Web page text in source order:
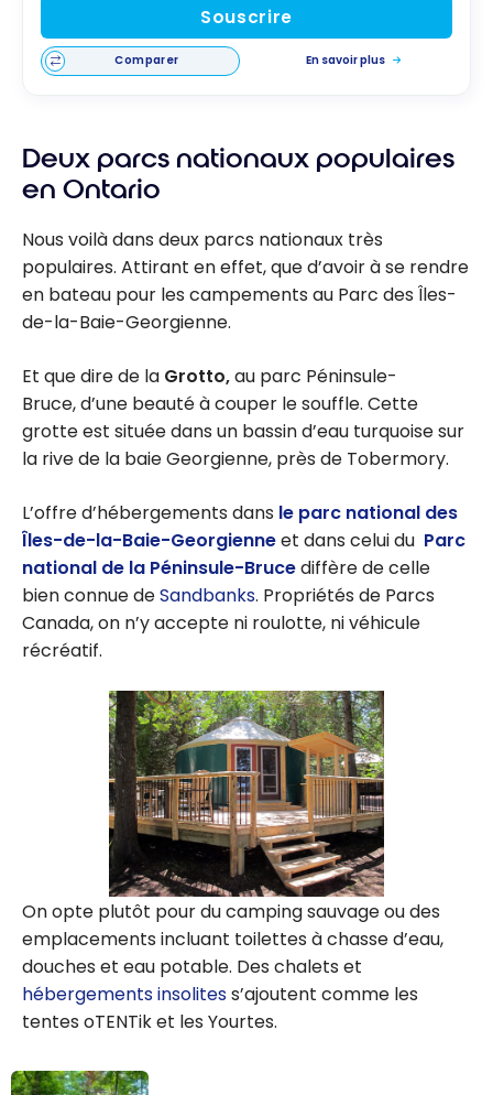
Souscrire
Comparer En savoir plus
Deux parcs nationaux populaires
en Ontario
Nous voilà dans deux parcs nationaux très
populaires. Attirant en effet, que d’avoir à se rendre
en bateau pour les campements au Parc des Îles-
de-la-Baie-Georgienne.
Et que dire de la Grotto,au parc Péninsule-
Bruce, d’une beauté à couper le souffle. Cette
grotte est située dans un bassin d’eau turquoise sur
la rive de la baie Georgienne, près de Tobermory.
L’offre d’hébergements dans le parc national des
Îles-de-la-Baie-Georgienneet dans celui du Parc
national de la Péninsule-Brucediffère de celle
bien connue deSandbanks. Propriétés de Parcs
Canada, on n’y accepte ni roulotte, ni véhicule
récréatif.
On opte plutôt pour du camping sauvage ou des
emplacements incluant toilettes à chasse d’eau,
douches et eau potable. Des chalets et
hébergements insolitess’ajoutent comme les
tentes oTENTik et les Yourtes.